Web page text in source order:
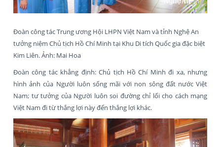
Đoàn công tác Trung ương Hội LHPN Việt Nam và tỉnh Nghệ An
tưởng niệm Chủ tịch Hồ Chí Minh tại Khu Di tích Quốc gia đặc biệt
Kim Liên. Ảnh: Mai Hoa
Đoàn công tác khẳng định: Chủ tịch Hồ Chí Minh đi xa, nhưng
hình ảnh của Người luôn sống mãi với non sông đất nước Việt
Nam; tư tưởng của Người luôn soi đường chỉ lối cho cách mạng
Việt Nam đi từ thắng lợi này đến thắng lợi khác.